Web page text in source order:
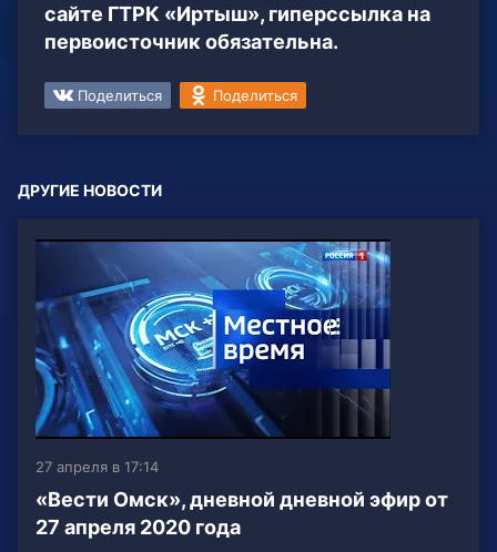
сайте ГТРК «Иртыш», гиперссылка на
первоисточник обязательна.
Поделиться Поделиться
ДРУГИЕ НОВОСТИ
27 апреля в 17:14
«Вести Омск», дневной дневной эфир от
27 апреля 2020 года